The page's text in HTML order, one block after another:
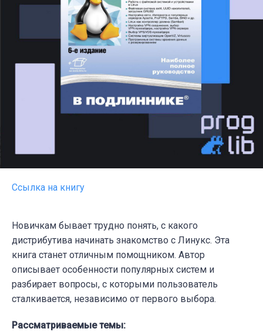
Ссылка на книгу
Новичкам бывает трудно понять, с какого
дистрибутива начинать знакомство с Линукс. Эта
книга станет отличным помощником. Автор
описывает особенности популярных систем и
разбирает вопросы, с которыми пользователь
сталкивается, независимо от первого выбора.
Рассматриваемые темы: